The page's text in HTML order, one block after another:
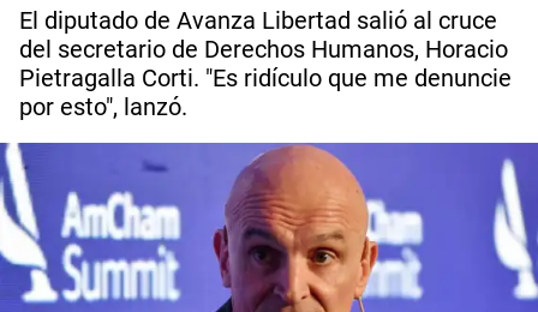
El diputado de Avanza Libertad salió al cruce
del secretario de Derechos Humanos, Horacio
Pietragalla Corti. "Es ridículo que me denuncie
por esto", lanzó.